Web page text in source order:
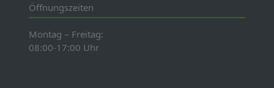
Öffnungszeiten
Montag – Freitag:
08:00-17:00 Uhr